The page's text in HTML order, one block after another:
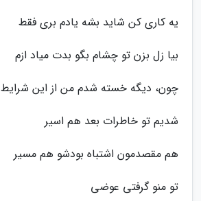
یه کاری کن شاید بشه یادم بری فقط
بیا زل بزن تو چشام بگو بدت میاد ازم
چون، دیگه خسته شدم من از این شرایط
شدیم تو خاطرات بعد هم اسیر
هم مقصدمون اشتباه بودشو هم مسیر
تو منو گرفتی عوضی